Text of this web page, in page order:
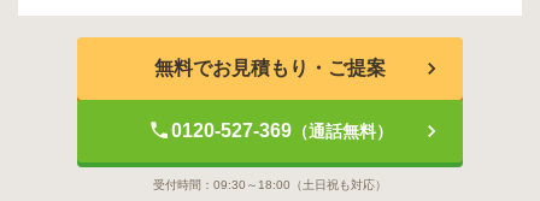
無料でお見積もり・ご提案
0120-527-369（通話無料）
受付時間： 09:30～18:00 （土日祝も対応）